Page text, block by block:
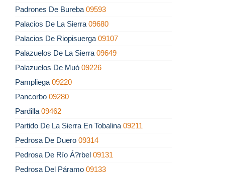
Padrones De Bureba 09593
Palacios De La Sierra 09680
Palacios De Riopisuerga 09107
Palazuelos De La Sierra 09649
Palazuelos De Muó 09226
Pampliega 09220
Pancorbo 09280
Pardilla 09462
Partido De La Sierra En Tobalina 09211
Pedrosa De Duero 09314
Pedrosa De Río Á?rbel 09131
Pedrosa Del Páramo 09133